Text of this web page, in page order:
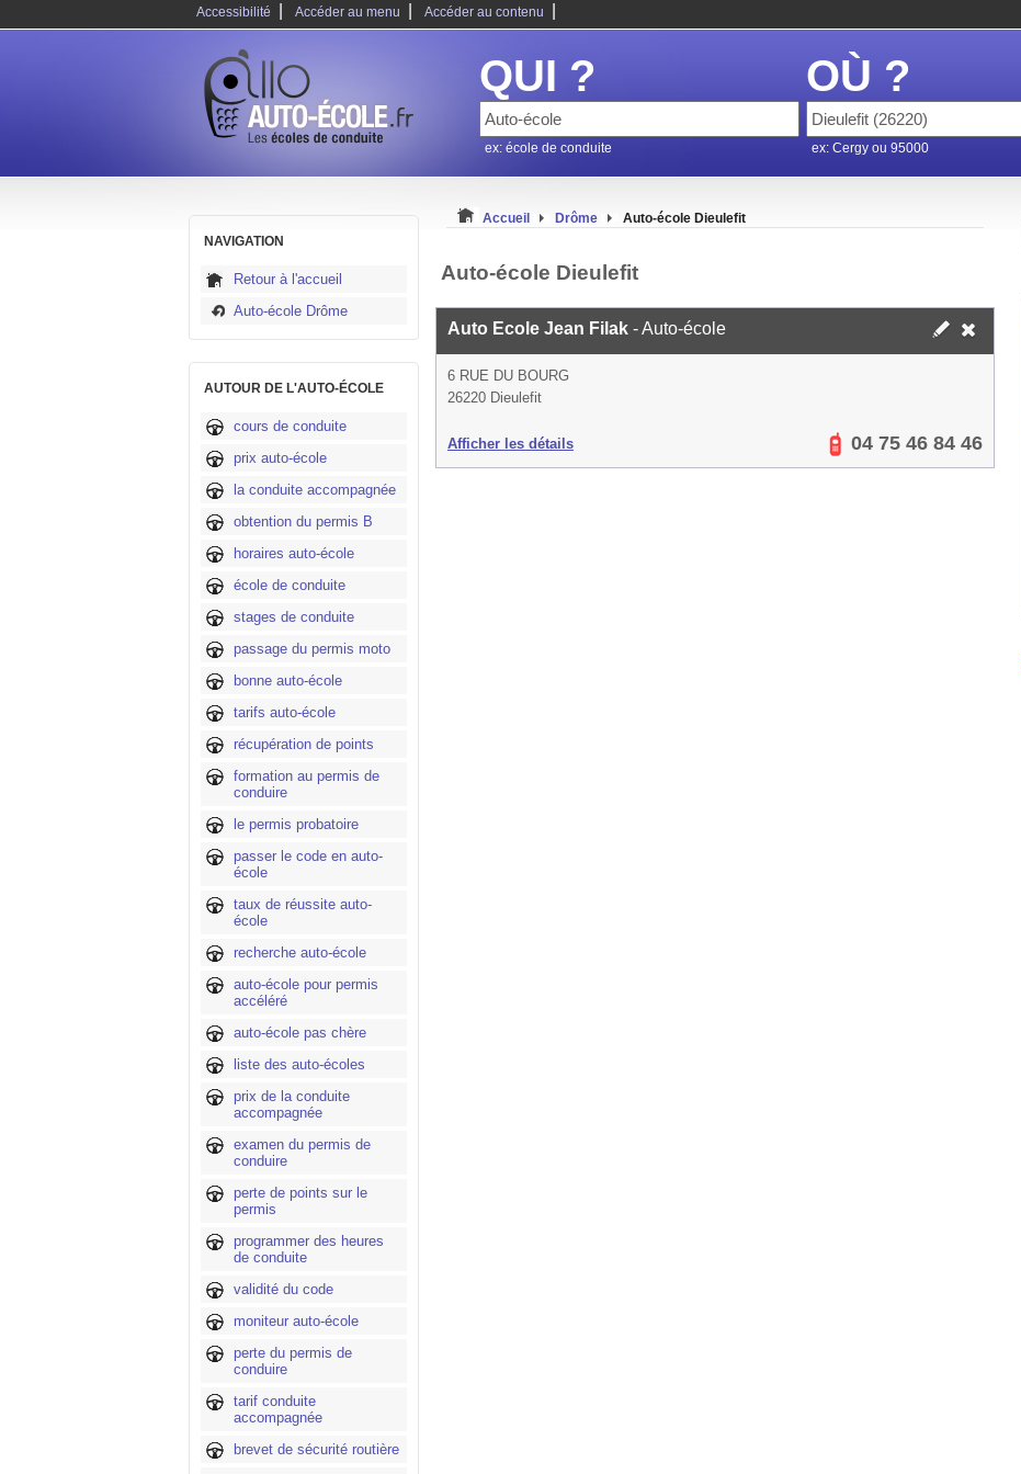
Accessibilité Accéder au menu Accéder au contenu
QUI ?
ex: école de conduite
OÙ ?
ex: Cergy ou 95000
NAVIGATION
Retour à l'accueil
Auto-école Drôme
AUTOUR DE L'AUTO-ÉCOLE
cours de conduite
prix auto-école
la conduite accompagnée
obtention du permis B
horaires auto-école
école de conduite
stages de conduite
passage du permis moto
bonne auto-école
tarifs auto-école
récupération de points
formation au permis de
conduire
le permis probatoire
passer le code en auto-
école
taux de réussite auto-
école
recherche auto-école
auto-école pour permis
accéléré
auto-école pas chère
liste des auto-écoles
prix de la conduite
accompagnée
examen du permis de
conduire
perte de points sur le
permis
programmer des heures
de conduite
validité du code
moniteur auto-école
perte du permis de
conduire
tarif conduite
accompagnée
brevet de sécurité routière
Accueil Drôme Auto-école Dieulefit
Auto-école Dieulefit
Auto Ecole Jean Filak - Auto-école
6 RUE DU BOURG
26220 Dieulefit
Afficher les détails 04 75 46 84 46